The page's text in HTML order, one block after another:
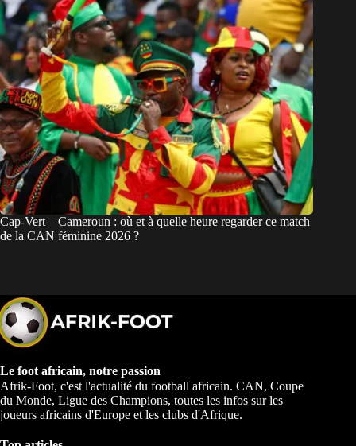
Cap-Vert – Cameroun : où et à quelle heure regarder ce match
de la CAN féminine 2026 ?
Le foot africain, notre passion
Afrik-Foot, c'est l'actualité du football africain. CAN, Coupe
du Monde, Ligue des Champions, toutes les infos sur les
joueurs africains d'Europe et les clubs d'Afrique.